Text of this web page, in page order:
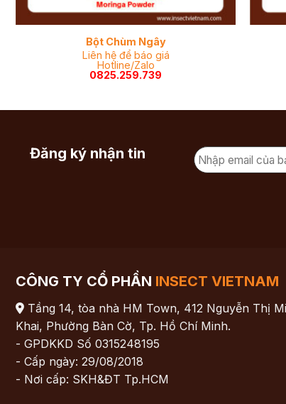
Bột Chùm Ngây
Liên hệ để báo giá
Hotline/Zalo
0825.259.739
Đăng ký nhận tin
CÔNG TY CỔ PHẦN INSECT VIETNAM
Tầng 14, tòa nhà HM Town, 412 Nguyễn Thị
Khai, Phường Bàn Cờ, Tp. Hồ Chí Minh.
- GPDKKD Số 0315248195
- Cấp ngày: 29/08/2018
- Nơi cấp: SKH&ĐT Tp.HCM